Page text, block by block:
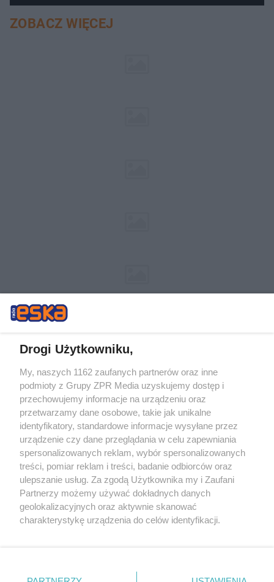
ZOBACZ WIĘCEJ
Żaden utwór zamieszczony w serwisie nie może być powielany i
rozpowszechniany lub dalej rozpowszechniany w jakikolwiek sposób (w
tym także elektroniczny lub mechaniczny) na jakimkolwiek polu
eksploatacji w jakiejkolwiek formie, włącznie z umieszczaniem w
Internecie bez pisemnej zgody właściciela praw. Jakiekolwiek użycie lub
wykorzystanie utworów w całości lub w części z naruszeniem prawa,
tzn. bez właściwej zgody, jest zabronione pod groźbą kary i może być
ścigane prawnie.
Drogi Użytkowniku,
My, naszych 1162 zaufanych partnerów oraz inne
podmioty z Grupy ZPR Media uzyskujemy dostęp i
przechowujemy informacje na urządzeniu oraz
przetwarzamy dane osobowe, takie jak unikalne
identyfikatory, standardowe informacje wysyłane przez
urządzenie czy dane przeglądania w celu zapewniania
spersonalizowanych reklam, wybór spersonalizowanych
treści, pomiar reklam i treści, badanie odbiorców oraz
ulepszanie usług. Za zgodą Użytkownika my i Zaufani
Partnerzy możemy używać dokładnych danych
geolokalizacyjnych oraz aktywnie skanować
charakterystykę urządzenia do celów identyfikacji.
zmienić/wycofać klikając przycisk ustawień prywatności